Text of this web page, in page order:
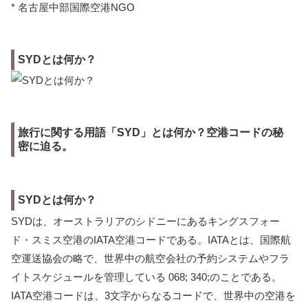
* 名古屋中部国際空港NGO
SYDとは何か？
旅行に関する用語「SYD」とは何か？空港コードの秘
密に迫る。
SYDとは何か？
SYDは、オーストラリアのシドニーにあるキングスフォー
ド・スミス空港のIATA空港コードである。IATAとは、国際航
空運送協会の略で、世界中の航空会社の予約システムやフラ
イトスケジュールを管理している 068; 340;のことである。
IATA空港コードは、3文字からなるコードで、世界中の空港を